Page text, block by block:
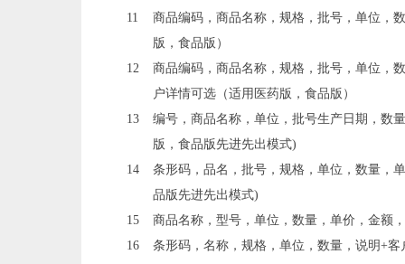
11
商品编码，商品名称，规格，批号，单位，
版，食品版）
12
商品编码，商品名称，规格，批号，单位，
户详情可选（适用医药版，食品版）
13
编号，商品名称，单位，批号生产日期，数
版，食品版先进先出模式)
14
条形码，品名，批号，规格，单位，数量，
品版先进先出模式)
15
商品名称，型号，单位，数量，单价，金额
16
条形码，名称，规格，单位，数量，说明+客